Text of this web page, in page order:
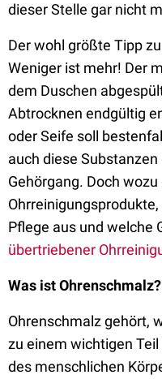
dieser Stelle gar nicht
Der wohl größte Tipp
Weniger ist mehr! Der
dem Duschen
Abtrocknen endgültig
oder Seife soll
auch diese
Gehörgang. Doch
Pflege aus und welche
übertriebener
Was ist Ohrenschmalz?
Ohrenschmalz gehört,
zu einem wichtigen
des menschlichen